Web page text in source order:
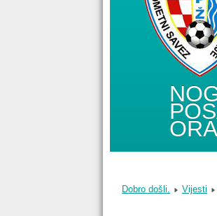
Dobro došli. Vijesti